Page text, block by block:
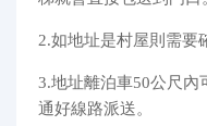
2.如地址是村屋則需要
3.地址離泊車50公尺內
通好線路派送。